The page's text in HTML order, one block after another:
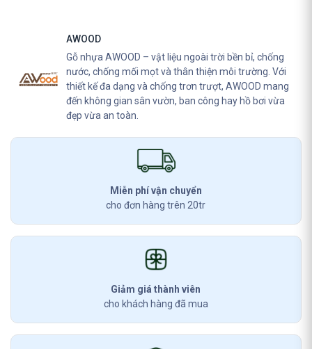
AWOOD
Gỗ nhựa AWOOD – vật liệu ngoài trời bền bỉ, chống
nước, chống mối mọt và thân thiện môi trường. Với
thiết kế đa dạng và chống trơn trượt, AWOOD mang
đến không gian sân vườn, ban công hay hồ bơi vừa
đẹp vừa an toàn.
Miễn phí vận chuyển
cho đơn hàng trên 20tr
Giảm giá thành viên
cho khách hàng đã mua